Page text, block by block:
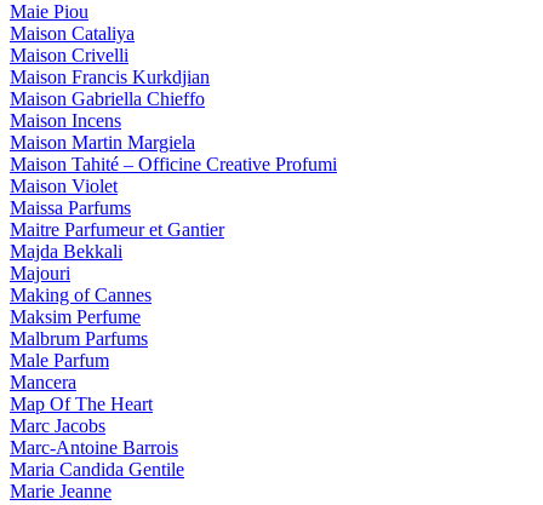
Maie Piou
Maison Cataliya
Maison Crivelli
Maison Francis Kurkdjian
Maison Gabriella Chieffo
Maison Incens
Maison Martin Margiela
Maison Tahité – Officine Creative Profumi
Maison Violet
Maissa Parfums
Maitre Parfumeur et Gantier
Majda Bekkali
Majouri
Making of Cannes
Maksim Perfume
Malbrum Parfums
Male Parfum
Mancera
Map Of The Heart
Marc Jacobs
Marc-Antoine Barrois
Maria Candida Gentile
Marie Jeanne